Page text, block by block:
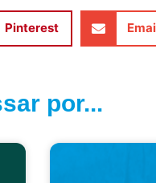
Pinterest
por...